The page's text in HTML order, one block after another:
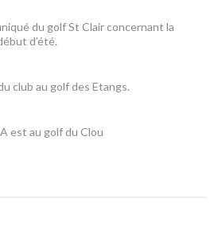
du golf St Clair concernant la
d’été.
club au golf des Etangs.
est au golf du Clou